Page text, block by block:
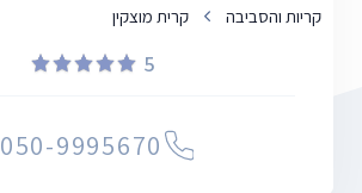
קריות והסביבה קרית מוצקין
5
050-9995670